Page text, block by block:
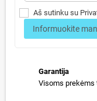
Aš sutinku su
Informuokite
Garantija
Visoms prekėms